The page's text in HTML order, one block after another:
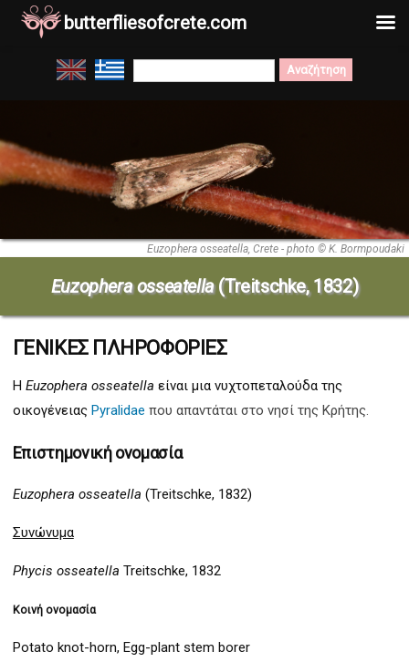
Μετάβαση
περιεχόμενο
Search
Euzophera osseatella, Crete - photo © K. Bormpoudaki
Euzophera osseatella(Treitschke, 1832)
ΓΕΝΙΚΕΣ ΠΛΗΡΟΦΟΡΙΕΣ
Η Euzophera osseatella είναι μια νυχτοπεταλούδα της
οικογένειας Pyralidae που απαντάται στο νησί της Κρήτης.
Επιστημονική ονομασία
Euzophera osseatella (Treitschke, 1832)
Συνώνυμα
Phycis osseatella Treitschke, 1832
Κοινή ονομασία
Potato knot-horn, Egg-plant stem borer
butterfliesofcrete.com